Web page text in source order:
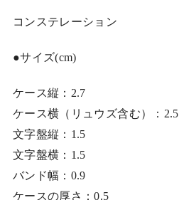
コンステレーション
●サイズ(cm)
ケース縦：2.7
ケース横（リュウズ含む）：2.5
文字盤縦：1.5
文字盤横：1.5
バンド幅：0.9
ケースの厚さ：0.5